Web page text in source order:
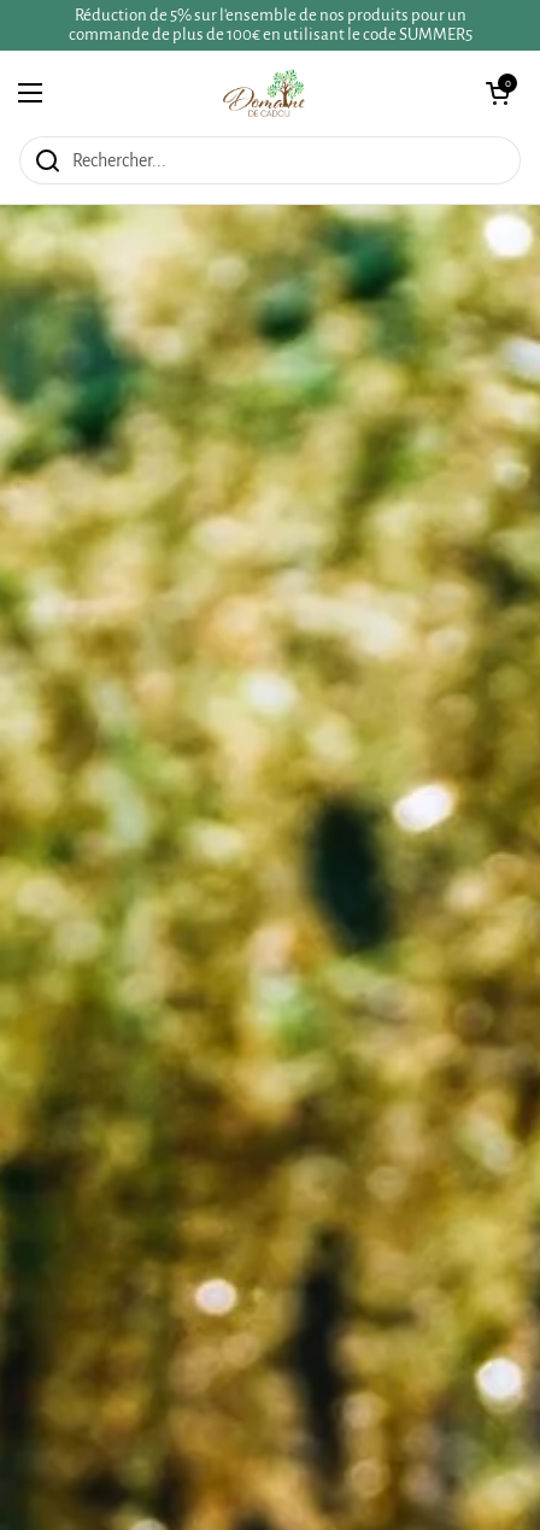
Passer au contenuRéduction de 5% sur l'ensemble de nos produits pour un
commande de plus de 100€ en utilisant le code SUMMER5
Ouvrir le menu
Ouvrir le panier
0